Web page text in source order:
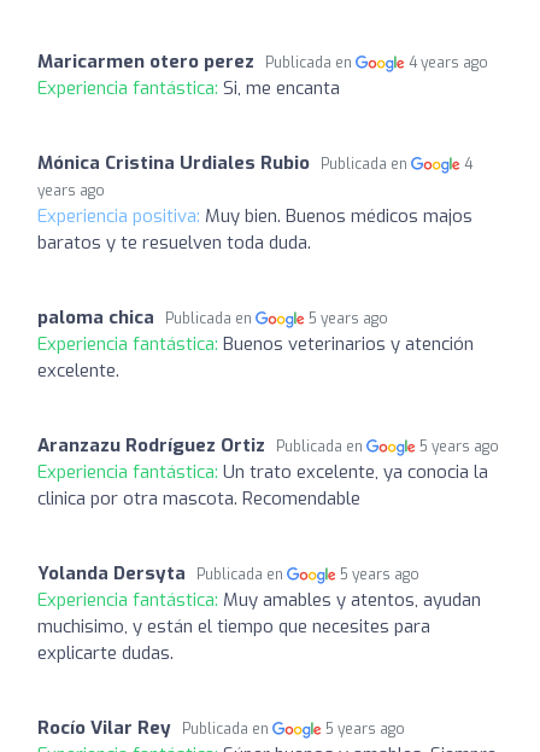
Maricarmen otero perez Publicada en 4 years ago
Experiencia fantástica: Si, me encanta
Mónica Cristina Urdiales Rubio Publicada en
4
years ago
Experiencia positiva: Muy bien. Buenos médicos majos
baratos y te resuelven toda duda.
paloma chica Publicada en 5 years ago
Experiencia fantástica: Buenos veterinarios y atención
excelente.
Aranzazu Rodríguez Ortiz Publicada en 5 years ago
Experiencia fantástica: Un trato excelente, ya conocia la
clinica por otra mascota. Recomendable
Yolanda Dersyta Publicada en 5 years ago
Experiencia fantástica: Muy amables y atentos, ayudan
muchisimo, y están el tiempo que necesites para
explicarte dudas.
Rocío Vilar Rey Publicada en 5 years ago